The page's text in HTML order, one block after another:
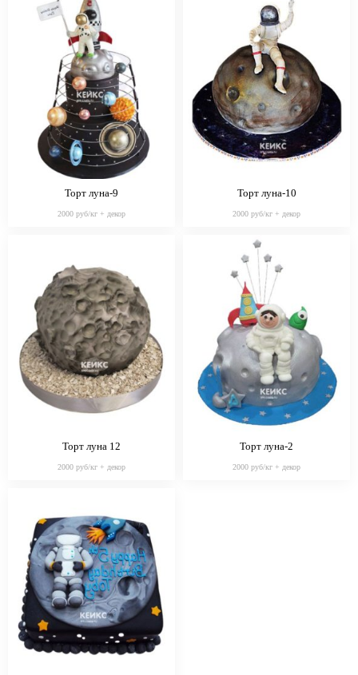
Торт луна-9
2000 руб/кг + декор
Торт луна-10
2000 руб/кг + декор
Торт луна 12
2000 руб/кг + декор
Торт луна-2
2000 руб/кг + декор